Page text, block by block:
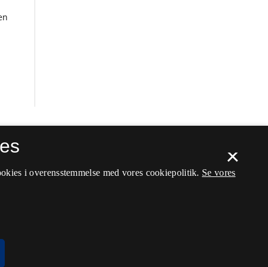
×
i overensstemmelse med vores cookiepolitik. Se vores